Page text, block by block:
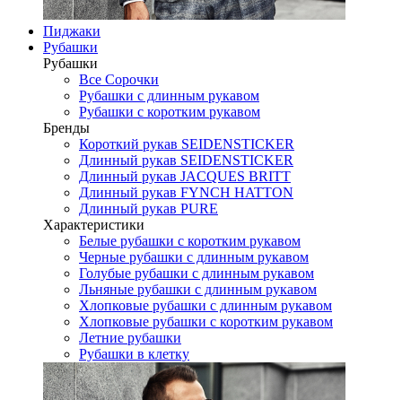
Пиджаки
Рубашки
Рубашки
Все Сорочки
Рубашки с длинным рукавом
Рубашки с коротким рукавом
Бренды
Короткий рукав SEIDENSTICKER
Длинный рукав SEIDENSTICKER
Длинный рукав JAСQUES BRITT
Длинный рукав FYNCH HATTON
Длинный рукав PURE
Характеристики
Белые рубашки с коротким рукавом
Черные рубашки с длинным рукавом
Голубые рубашки с длинным рукавом
Льняные рубашки с длинным рукавом
Хлопковые рубашки с длинным рукавом
Хлопковые рубашки с коротким рукавом
Летние рубашки
Рубашки в клетку